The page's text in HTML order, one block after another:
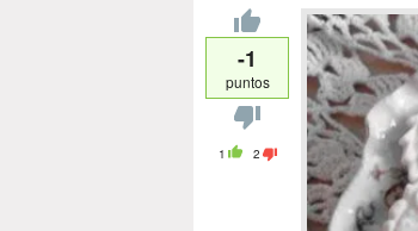
-1
puntos
1 2